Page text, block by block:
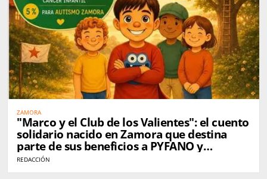
ZAMORA
"Marco y el Club de los Valientes": el cuento
solidario nacido en Zamora que destina
parte de sus beneficios a PYFANO y
Autismo Zamora
REDACCIÓN